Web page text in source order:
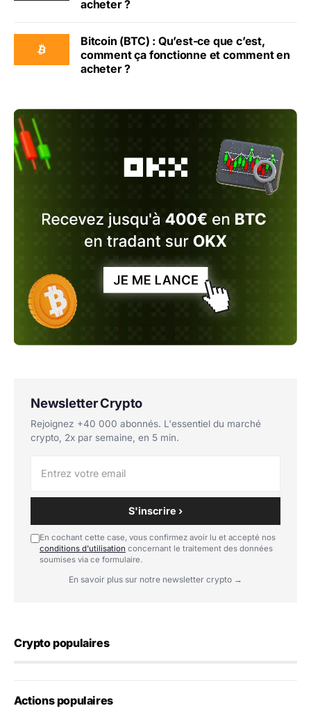
acheter ?
Bitcoin (BTC) : Qu’est-ce que c’est,
comment ça fonctionne et comment en
acheter ?
Newsletter Crypto
Rejoignez +40 000 abonnés. L'essentiel du marché
crypto, 2x par semaine, en 5 min.
S'inscrire ›
En cochant cette case, vous confirmez avoir lu et accepté nos
conditions d'utilisation concernant le traitement des données
soumises via ce formulaire.
En savoir plus sur notre newsletter crypto →
Crypto populaires
Actions populaires